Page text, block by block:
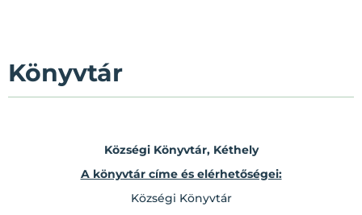
Könyvtár
Községi Könyvtár, Kéthely
A könyvtár címe és elérhetőségei:
Községi Könyvtár